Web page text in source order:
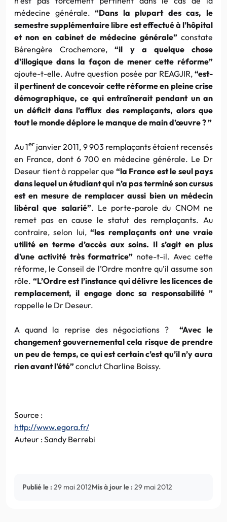
médecine générale.“Dans la plupart des cas, le
semestre supplémentaire libre est effectué à l’hôpital
et non en cabinet de médecine générale” constate
Bérengère Crochemore,“il y a quelque chose
d’illogique dans la façon de mener cette réforme”
ajoute-t-elle. Autre question posée par REAGJIR, “est-
il pertinent de concevoir cette réforme en pleine crise
démographique, ce qui entraînerait pendant un an
un déficit dans l’afflux des remplaçants, alors que
tout le monde déplore le manque de main d’œuvre ? ”
Au 1er janvier 2011, 9 903 remplaçants étaient recensés
en France, dont 6 700 en médecine générale. Le Dr
Deseur tient à rappeler que “la France est le seul pays
dans lequel un étudiant qui n’a pas terminé son cursus
est en mesure de remplacer aussi bien un médecin
libéral que salarié”. Le porte-parole du CNOM ne
remet pas en cause le statut des remplaçants. Au
contraire, selon lui,“les remplaçants ont une vraie
utilité en terme d’accès aux soins. Il s’agit en plus
d’une activité très formatrice” note-t-il. Avec cette
réforme, le Conseil de l’Ordre montre qu’il assume son
rôle. “L’Ordre est l’instance qui délivre les licences de
remplacement, il engage donc sa responsabilité ”
rappelle le Dr Deseur.
A quand la reprise des négociations ? “Avec le
changement gouvernemental cela risque de prendre
un peu de temps, ce qui est certain c’est qu’il n’y aura
rien avant l’été”conclut Charline Boissy.
Source :
http://www.egora.fr/
Auteur : Sandy Berrebi
Publié le : 29 mai 2012Mis à jour le : 29 mai 2012